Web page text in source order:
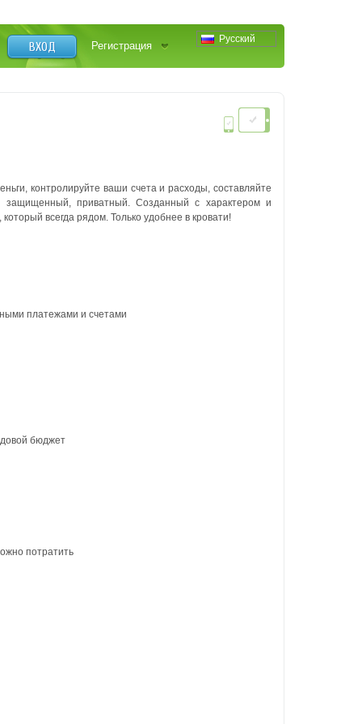
Русский
ВХОД Регистрация
контролируйте ваши счета и расходы, составляйте
защищенный, приватный. Созданный с характером и
всегда рядом. Только удобнее в кровати!
платежами и счетами
бюджет
потратить